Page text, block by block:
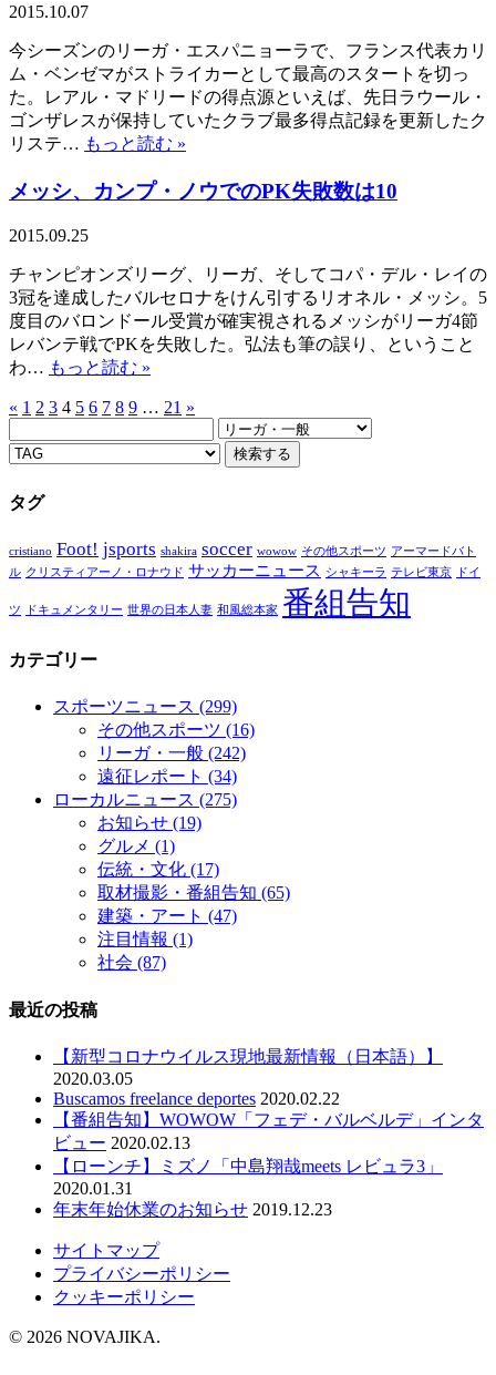
2015.10.07
今シーズンのリーガ・エスパニョーラで、フランス代表カリ
ム・ベンゼマがストライカーとして最高のスタートを切っ
た。レアル・マドリードの得点源といえば、先日ラウール・
ゴンザレスが保持していたクラブ最多得点記録を更新したク
リステ… もっと読む »
メッシ、カンプ・ノウでのPK失敗数は10
2015.09.25
チャンピオンズリーグ、リーガ、そしてコパ・デル・レイの
3冠を達成したバルセロナをけん引するリオネル・メッシ。5
度目のバロンドール受賞が確実視されるメッシがリーガ4節
レバンテ戦でPKを失敗した。弘法も筆の誤り、ということ
わ… もっと読む »
« 1 2 3 4 5 6 7 8 9 … 21 »
タグ
cristiano Foot! jsports shakira soccer wowow その他スポーツ アーマードバト
ル クリスティアーノ・ロナウド サッカーニュース シャキーラ テレビ東京 ドイ
ツ ドキュメンタリー 世界の日本人妻 和風総本家 番組告知
カテゴリー
スポーツニュース (299)
その他スポーツ (16)
リーガ・一般 (242)
遠征レポート (34)
ローカルニュース (275)
お知らせ (19)
グルメ (1)
伝統・文化 (17)
取材撮影・番組告知 (65)
建築・アート (47)
注目情報 (1)
社会 (87)
最近の投稿
【新型コロナウイルス現地最新情報（日本語）】
2020.03.05
Buscamos freelance deportes 2020.02.22
【番組告知】WOWOW「フェデ・バルベルデ」インタ
ビュー 2020.02.13
【ローンチ】ミズノ「中島翔哉meets レビュラ3」
2020.01.31
年末年始休業のお知らせ 2019.12.23
サイトマップ
プライバシーポリシー
クッキーポリシー
© 2026 NOVAJIKA.